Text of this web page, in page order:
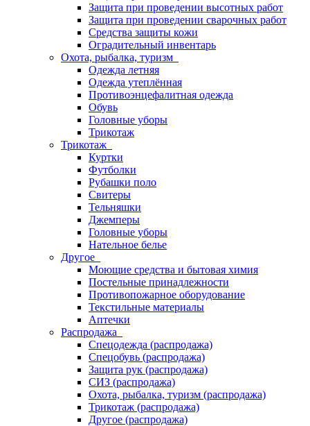
Защита при проведении высотных работ
Защита при проведении сварочных работ
Средства защиты кожи
Оградительный инвентарь
Охота, рыбалка, туризм
Одежда летняя
Одежда утеплённая
Противоэнцефалитная одежда
Обувь
Головные уборы
Трикотаж
Трикотаж
Куртки
Футболки
Рубашки поло
Свитеры
Тельняшки
Джемперы
Головные уборы
Нательное белье
Другое
Моющие средства и бытовая химия
Постельные принадлежности
Противопожарное оборудование
Текстильные материалы
Аптечки
Распродажа
Спецодежда (распродажа)
Спецобувь (распродажа)
Защита рук (распродажа)
СИЗ (распродажа)
Охота, рыбалка, туризм (распродажа)
Трикотаж (распродажа)
Другое (распродажа)